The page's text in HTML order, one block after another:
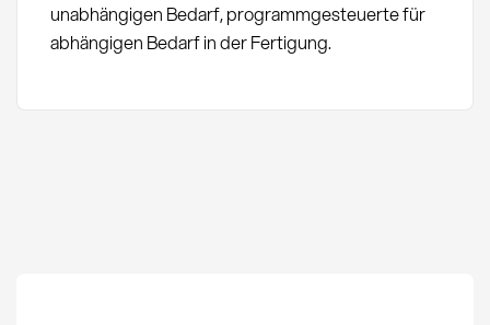
unabhängigen Bedarf, programmgesteuerte für
abhängigen Bedarf in der Fertigung.